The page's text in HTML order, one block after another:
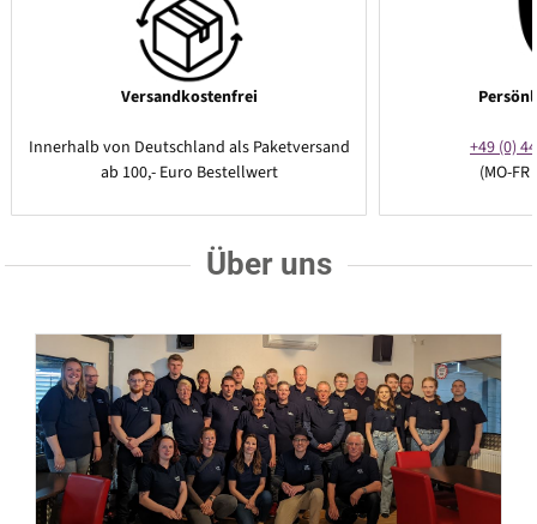
Versandkostenfrei
Innerhalb von Deutschland als Paketversand
ab 100,- Euro Bestellwert
+49 (0)
(MO-
Über uns